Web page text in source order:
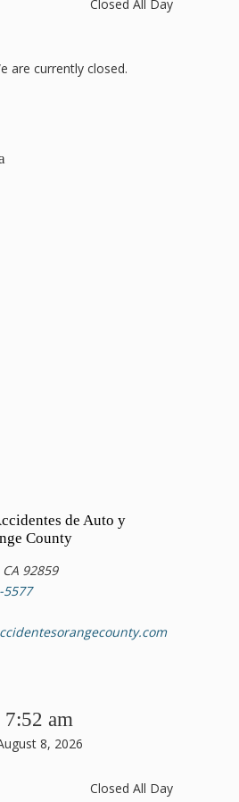
Closed All Day
are currently closed.
de Auto y
County
92859
5577
7:52 am
8, 2026
Closed All Day